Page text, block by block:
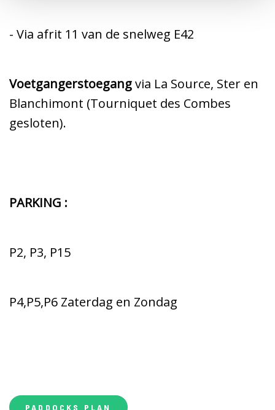
- Via afrit 11 van de snelweg E42
Voetgangerstoegangvia La Source, Ster en
Blanchimont (Tourniquet des Combes
gesloten).
PARKING :
P2, P3, P15
P4,P5,P6 Zaterdag en Zondag
PADDOCKS PLAN